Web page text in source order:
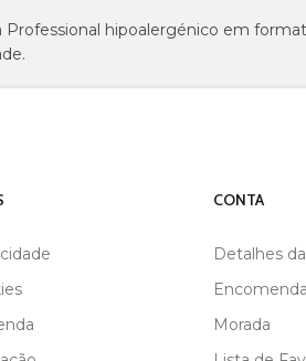
Professional hipoalergénico em
CONTA
Detalhes
Morada